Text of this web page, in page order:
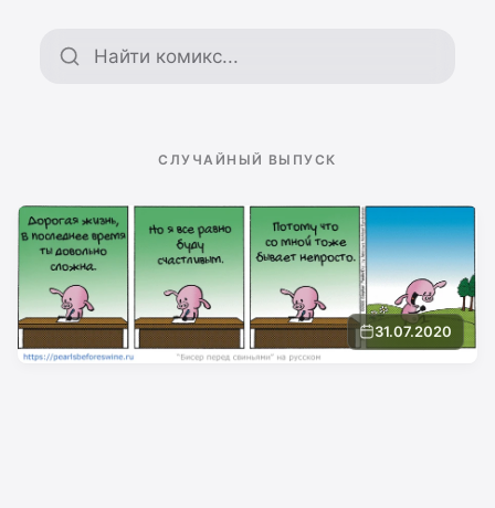
Поиск по архиву
СЛУЧАЙНЫЙ ВЫПУСК
31.07.2020